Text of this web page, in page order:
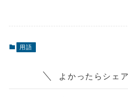
用語
よかったらシェ